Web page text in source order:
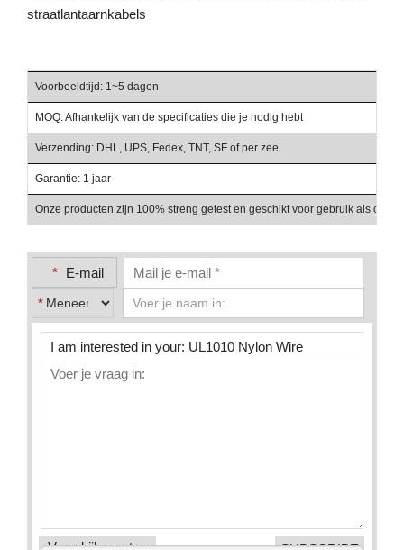
straatlantaarnkabels
Voorbeeldtijd: 1~5 dagen
MOQ: Afhankelijk van de specificaties die je nodig hebt
Verzending: DHL, UPS, Fedex, TNT, SF of per zee
Garantie: 1 jaar
Onze producten zijn 100% streng getest en geschikt voor gebruik als
* E-mail
*
Voeg bijlagen toe